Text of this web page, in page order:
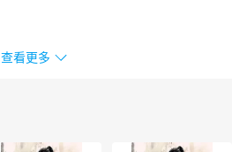
查看更多